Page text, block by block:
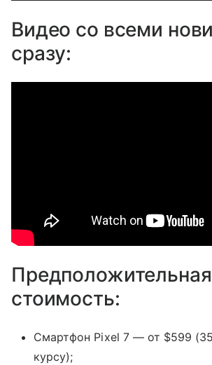
Видео со всеми
сразу:
Предположительная
стоимость:
Смартфон Pixel 7 — от $599
курсу);